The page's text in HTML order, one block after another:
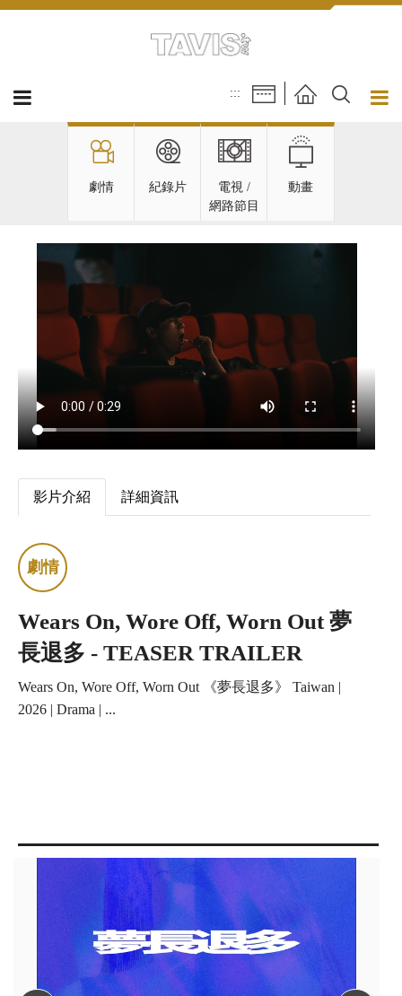
跳到主要內容區塊
:::
劇情 紀錄片
電視 /
網路節目
動畫
影片介紹 詳細資訊
Wears On, Wore Off, Worn Out 夢
長退多 - TEASER TRAILER
Wears On, Wore Off, Worn Out 《夢長退多》 Taiwan |
2026 | Drama | ...